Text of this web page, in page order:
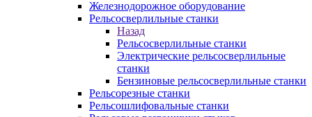
Железнодорожное оборудование
Рельсосверлильные станки
Назад
Рельсосверлильные станки
Электрические рельсосверлильные
станки
Бензиновые рельсосверлильные станки
Рельсорезные станки
Рельсошлифовальные станки